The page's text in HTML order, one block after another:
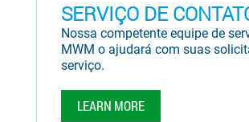
SERVIÇO DE
Nossa competente equipe de
MWM o ajudará com suas
serviço.
LEARN MORE